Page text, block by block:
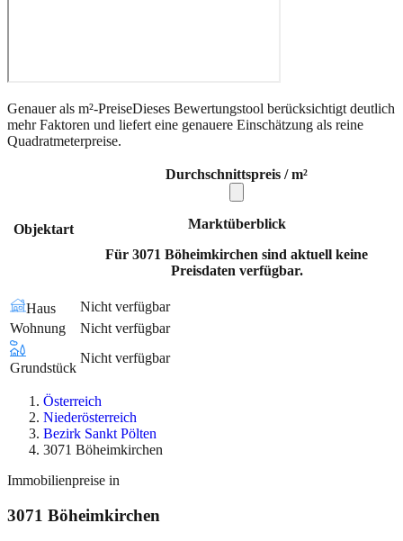
Genauer als m²-PreiseDieses Bewertungstool berücksichtigt deutlich
mehr Faktoren und liefert eine genauere Einschätzung als reine
Quadratmeterpreise.
Objektart
Durchschnittspreis / m²
Marktüberblick
Für 3071 Böheimkirchen sind aktuell keine
Preisdaten verfügbar.
Haus
Nicht verfügbar
Wohnung
Nicht verfügbar
Grundstück
Nicht verfügbar
Österreich
Niederösterreich
Bezirk Sankt Pölten
3071 Böheimkirchen
Immobilienpreise in
3071 Böheimkirchen